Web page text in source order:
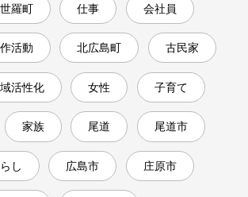
世羅町 仕事 会社員
活動 北広島町 古民家
活性化 女性 子育て
家族 尾道 尾道市
し 広島市 庄原市